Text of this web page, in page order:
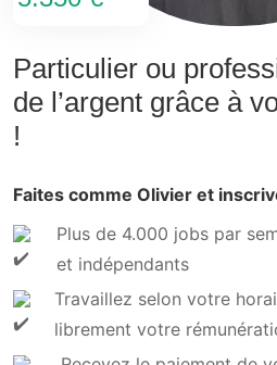
Réserver unjardinier à
professionnels sur notre
comparer leurs avis et
prestation. Vous pouvez
un devis personnalisé
coûts liés à votre projet.
Un jardinier à Rebecq-